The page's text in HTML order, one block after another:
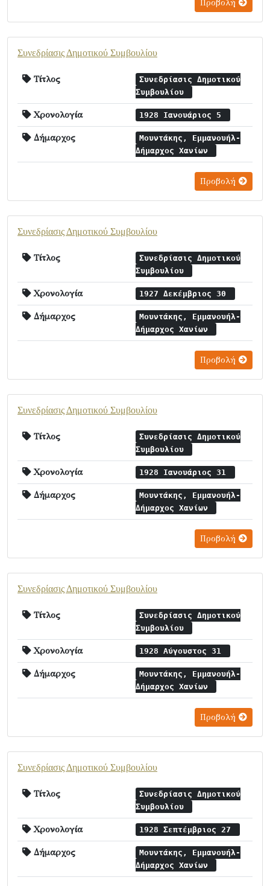
Προβολή
Συνεδρίασις Δημοτικού Συμβουλίου
Τίτλος
Συνεδρίασις Δημοτικού
Συμβουλίου
Χρονολογία 1928 Ιανουάριος 5
Δήμαρχος
Μουντάκης, Εμμανουήλ-
Δήμαρχος Χανίων
Προβολή
Συνεδρίασις Δημοτικού Συμβουλίου
Τίτλος
Συνεδρίασις Δημοτικού
Συμβουλίου
Χρονολογία 1927 Δεκέμβριος 30
Δήμαρχος
Μουντάκης, Εμμανουήλ-
Δήμαρχος Χανίων
Προβολή
Συνεδρίασις Δημοτικού Συμβουλίου
Τίτλος
Συνεδρίασις Δημοτικού
Συμβουλίου
Χρονολογία 1928 Ιανουάριος 31
Δήμαρχος
Μουντάκης, Εμμανουήλ-
Δήμαρχος Χανίων
Προβολή
Συνεδρίασις Δημοτικού Συμβουλίου
Τίτλος
Συνεδρίασις Δημοτικού
Συμβουλίου
Χρονολογία 1928 Αύγουστος 31
Δήμαρχος
Μουντάκης, Εμμανουήλ-
Δήμαρχος Χανίων
Προβολή
Συνεδρίασις Δημοτικού Συμβουλίου
Τίτλος
Συνεδρίασις Δημοτικού
Συμβουλίου
Χρονολογία 1928 Σεπτέμβριος 27
Δήμαρχος
Μουντάκης, Εμμανουήλ-
Δήμαρχος Χανίων